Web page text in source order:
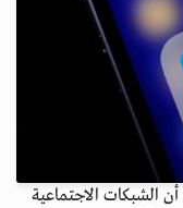
الشبكات الاجتماعية